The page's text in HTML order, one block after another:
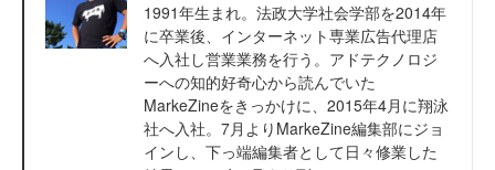
1991年生まれ。法政大学社会学部を2014年
に卒業後、インターネット専業広告代理店
へ入社し営業業務を行う。アドテクノロジ
ーへの知的好奇心から読んでいた
MarkeZineをきっかけに、2015年4月に翔泳
社へ入社。7月よりMarkeZine編集部にジョ
インし、下っ端編集者として日々修業した